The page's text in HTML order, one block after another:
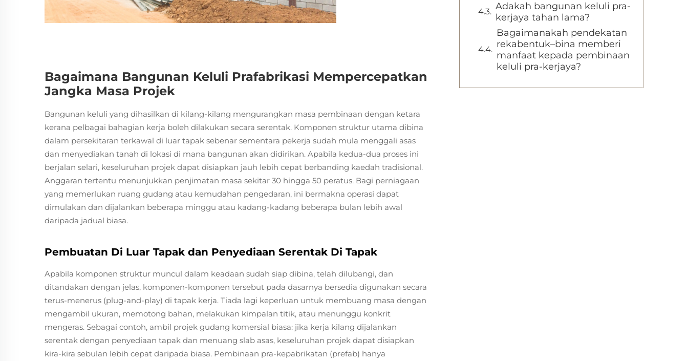
Bagaimana Bangunan Keluli Prafabrikasi Mempercepatkan
Jangka Masa Projek
Bangunan keluli yang dihasilkan di kilang-kilang mengurangkan masa pembinaan dengan ketara
kerana pelbagai bahagian kerja boleh dilakukan secara serentak. Komponen struktur utama dibina
dalam persekitaran terkawal di luar tapak sebenar sementara pekerja sudah mula menggali asas
dan menyediakan tanah di lokasi di mana bangunan akan didirikan. Apabila kedua-dua proses ini
berjalan selari, keseluruhan projek dapat disiapkan jauh lebih cepat berbanding kaedah tradisional.
Anggaran tertentu menunjukkan penjimatan masa sekitar 30 hingga 50 peratus. Bagi perniagaan
yang memerlukan ruang gudang atau kemudahan pengedaran, ini bermakna operasi dapat
dimulakan dan dijalankan beberapa minggu atau kadang-kadang beberapa bulan lebih awal
daripada jadual biasa.
Pembuatan Di Luar Tapak dan Penyediaan Serentak Di Tapak
Apabila komponen struktur muncul dalam keadaan sudah siap dibina, telah dilubangi, dan
ditandakan dengan jelas, komponen-komponen tersebut pada dasarnya bersedia digunakan secara
terus-menerus (plug-and-play) di tapak kerja. Tiada lagi keperluan untuk membuang masa dengan
mengambil ukuran, memotong bahan, melakukan kimpalan titik, atau menunggu konkrit
mengeras. Sebagai contoh, ambil projek gudang komersial biasa: jika kerja kilang dijalankan
serentak dengan penyediaan tapak dan menuang slab asas, keseluruhan projek dapat disiapkan
kira-kira sebulan lebih cepat daripada biasa. Pembinaan pra-kepabrikatan (prefab) hanya
Adakah bangunan keluli pra-
kerjaya tahan lama?
Bagaimanakah pendekatan
rekabentuk–bina memberi
manfaat kepada pembinaan
keluli pra-kerjaya?